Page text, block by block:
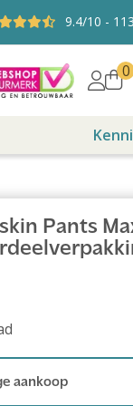
9.4/10 -
0
Pants
aankoop